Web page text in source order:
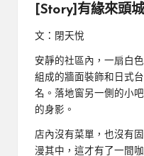
[Story]有緣來頭
文：閉天悅
安靜的社區內，一扇白
組成的牆面裝飾和日式
名。落地窗另一側的小
的身影。
店內沒有菜單，也沒有
漫其中，這才有了一間